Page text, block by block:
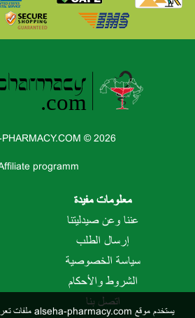
© 2026
programm
معلومات مفيدة
عننا وعن صيدليتنا
إرسال الطلب
سياسة الخصوصية
الشروط والأحكام
اتصل بنا
يستخدم موقع alseha-pharmacy.com ملفات تعريف الارتباط